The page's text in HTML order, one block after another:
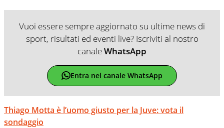
Vuoi essere sempre aggiornato su ultime news di
sport, risultati ed eventi live? Iscriviti al nostro
canaleWhatsApp
Entra nel canale WhatsApp
Thiago Motta è l’uomo giusto per la Juve: vota il
sondaggio